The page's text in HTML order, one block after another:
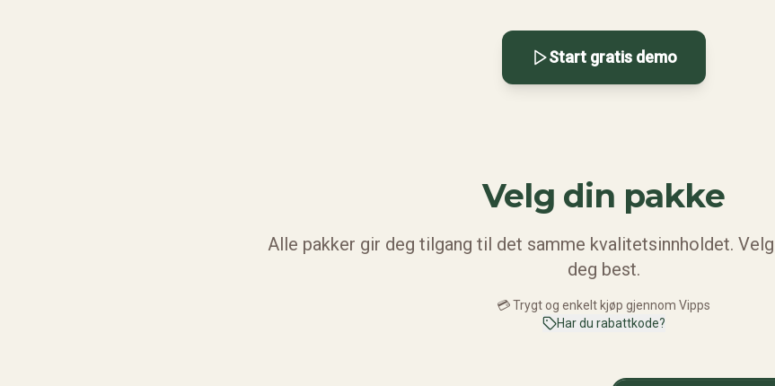
Start gratis demo
Velg din pakke
Alle pakker gir deg tilgang til det samme kvalitetsinnholdet.
deg best.
💳 Trygt og enkelt kjøp gjennom Vipps
Har du rabattkode?